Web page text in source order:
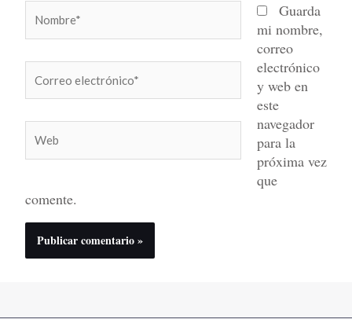
electrónico*
Guarda
mi nombre,
correo
electrónico
y web en
este
navegador
para la
próxima vez
que
comente.